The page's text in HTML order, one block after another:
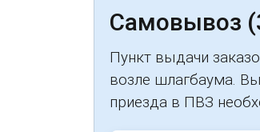
Самовывоз
Пункт выдачи
возле шлагбаума.
приезда в ПВЗ